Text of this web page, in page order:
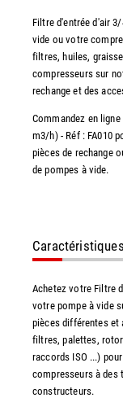
Filtre d'entrée d'air
vide ou votre
filtres, huiles,
compresseurs sur
rechange et des
Commandez en
m3/h) - Réf : FA010
pièces de rechange
de pompes à vide.
Achetez votre Filtre
votre pompe à vide
pièces différentes et
filtres, palettes,
raccords ISO ...)
compresseurs à des
constructeurs.